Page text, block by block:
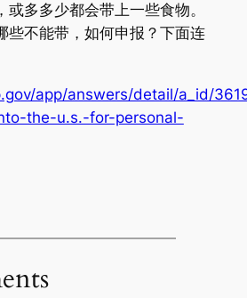
多多少都会带上一些食物。
些不能带，如何申报？下面连
app/answers/detail/a_id/
the-u.s.-for-personal-